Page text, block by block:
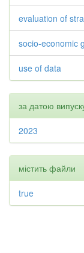
evaluation of
socio-economic
use of data
за датою
2023
містить файли
true